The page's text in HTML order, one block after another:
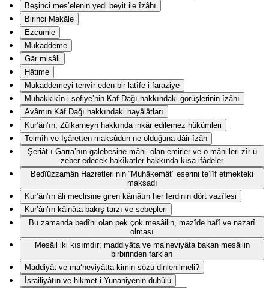
Beşinci mes’elenin yedi beyit ile îzâhı
Birinci Makāle
Ezcümle
Mukaddeme
Gār misâli
Hâtime
Mukaddemeyi tenvîr eden bir latîfe-i faraziye
Muhakkikîn-i sofiye’nin Kāf Dağı hakkındaki görüşlerinin îzâhı
Avâmın Kāf Dağı hakkındaki hayâlâtları
Kur’ân’ın, Zülkarneyn hakkında inkâr edilemez hükümleri
Telmîh ve İşâretten maksûdun ne olduğuna dâir îzâh
Şeriât-ı Garra’nın galebesine mâni‘ olan emirler ve o mâni‘leri zîr ü
zeber edecek hakîkatler hakkında kısa ifâdeler
Bedîüzzamân Hazretleri’nin “Muhâkemât” eserini te’lîf etmekteki
maksadı
Kur’ân’ın âli meclisine giren kâinâtın her ferdinin dört vazîfesi
Kur’ân’ın kâinâta bakış tarzı ve sebepleri
Bu zamanda bedîhi olan pek çok mesâilin, mazîde hafî ve nazarî
olması
Mesâil iki kısımdır; maddiyâta ve ma‘neviyâta bakan mesâilin
birbirinden farkları
Maddiyât ve ma‘neviyâtta kimin sözü dinlenilmeli?
İsrailiyâtın ve hikmet-i Yunaniyenin duhûlü